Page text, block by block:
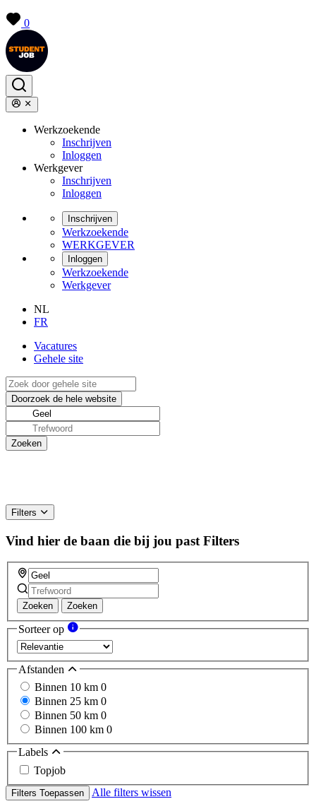
0
Werkzoekende
Inschrijven
Inloggen
Werkgever
Inschrijven
Inloggen
Inschrijven
Werkzoekende
WERKGEVER
Inloggen
Werkzoekende
Werkgever
NL
FR
Vacatures
Gehele site
Filters
Vind hier de baan die bij jou past Filters
Zoeken Zoeken
Sorteer op
Afstanden
Binnen 10 km 0
Binnen 25 km 0
Binnen 50 km 0
Binnen 100 km 0
Labels
Topjob
Filters Toepassen Alle filters wissen